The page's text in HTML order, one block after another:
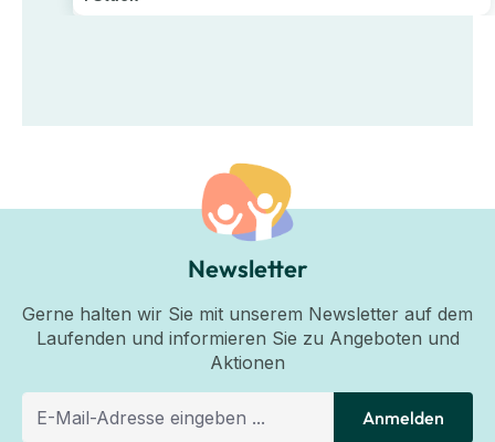
Newsletter
Gerne halten wir Sie mit unserem Newsletter auf dem
Laufenden und informieren Sie zu Angeboten und
Aktionen
Anmelden